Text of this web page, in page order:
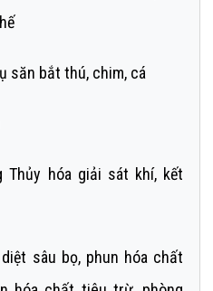
săn bắt thú, chim, cá
Thủy hóa giải sát khí, kết
sâu bọ, phun hóa chất